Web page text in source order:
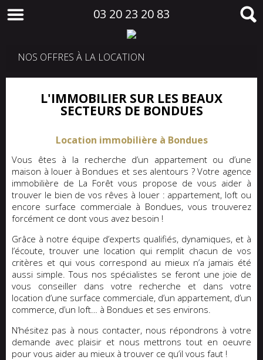
03 20 23 20 83
NOS OFFRES À LA LOCATION
L'IMMOBILIER SUR LES BEAUX
SECTEURS DE BONDUES
Location immobilière à Bondues
Vous êtes à la recherche d’un appartement ou d’une
maison à louer à Bondues et ses alentours ? Votre agence
immobilière de La Forêt vous propose de vous aider à
trouver le bien de vos rêves à louer : appartement, loft ou
encore surface commerciale à Bondues, vous trouverez
forcément ce dont vous avez besoin !
Grâce à notre équipe d’experts qualifiés, dynamiques, et à
l’écoute, trouver une location qui remplit chacun de vos
critères et qui vous correspond au mieux n’a jamais été
aussi simple. Tous nos spécialistes se feront une joie de
vous conseiller dans votre recherche et dans votre
location d’une surface commerciale, d’un appartement, d’un
commerce, d’un loft… à Bondues et ses environs.
N’hésitez pas à nous contacter, nous répondrons à votre
demande avec plaisir et nous mettrons tout en oeuvre
pour vous aider au mieux à trouver ce qu’il vous faut !